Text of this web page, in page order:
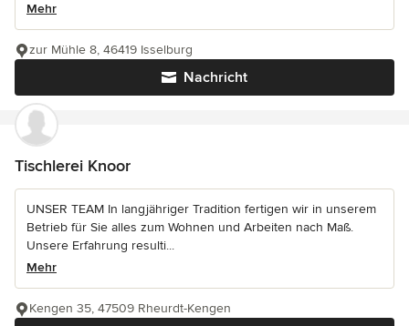
Mehr
Nachricht
zur Mühle 8, 46419 Isselburg
Tischlerei Knoor
UNSER TEAM In langjähriger Tradition fertigen wir in unserem
Betrieb für Sie alles zum Wohnen und Arbeiten nach Maß.
Unsere Erfahrung resulti...
Mehr
Kengen 35, 47509 Rheurdt-Kengen